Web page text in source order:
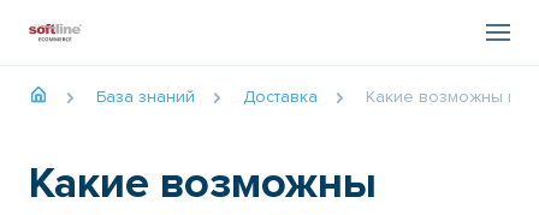
База знаний Доставка Какие возможны
Какие возможны